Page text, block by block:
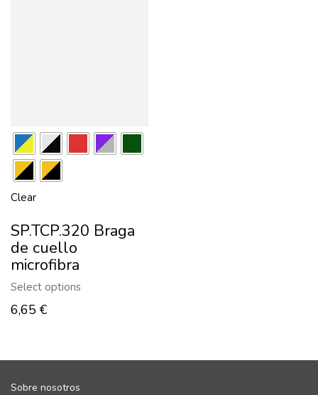
Clear
SP.TCP.320 Braga
de cuello
microfibra
Select options
6,65 €
Sobre nosotros